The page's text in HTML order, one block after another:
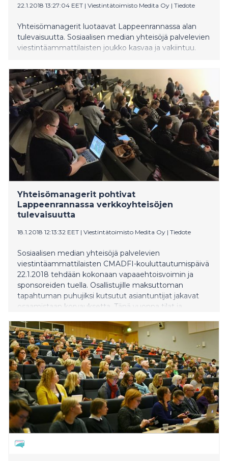
22.1.2018 13:27:04 EET | Viestintätoimisto Medita Oy | Tiedote
Yhteisömanagerit luotaavat Lappeenrannassa alan
tulevaisuutta. Sosiaalisen median yhteisöjä palvelevien
viestintäammattilaisten joukko kasvaa ja vakiintuu.
Yhteisömanagerit pohtivat
Lappeenrannassa verkkoyhteisöjen
tulevaisuutta
18.1.2018 12:13:32 EET | Viestintätoimisto Medita Oy | Tiedote
Sosiaalisen median yhteisöjä palvelevien
viestintäammattilaisten CMADFI-kouluttautumispäivä
22.1.2018 tehdään kokonaan vapaaehtoisvoimin ja
sponsoreiden tuella. Osallistujille maksuttoman
tapahtuman puhujiksi kutsutut asiantuntijat jakavat
osaamistaan korvauksetta. Tänä vuonna tilat ja
teknillinen yliopisto.